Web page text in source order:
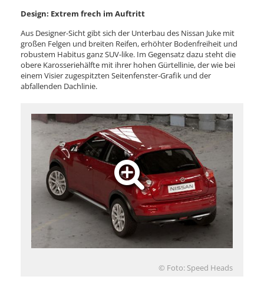
Design: Extrem frech im Auftritt
Aus Designer-Sicht gibt sich der Unterbau des Nissan Juke mit
großen Felgen und breiten Reifen, erhöhter Bodenfreiheit und
robustem Habitus ganz SUV-like. Im Gegensatz dazu steht die
obere Karosseriehälfte mit ihrer hohen Gürtellinie, der wie bei
einem Visier zugespitzten Seitenfenster-Grafik und der
abfallenden Dachlinie.
© Foto: Speed Heads